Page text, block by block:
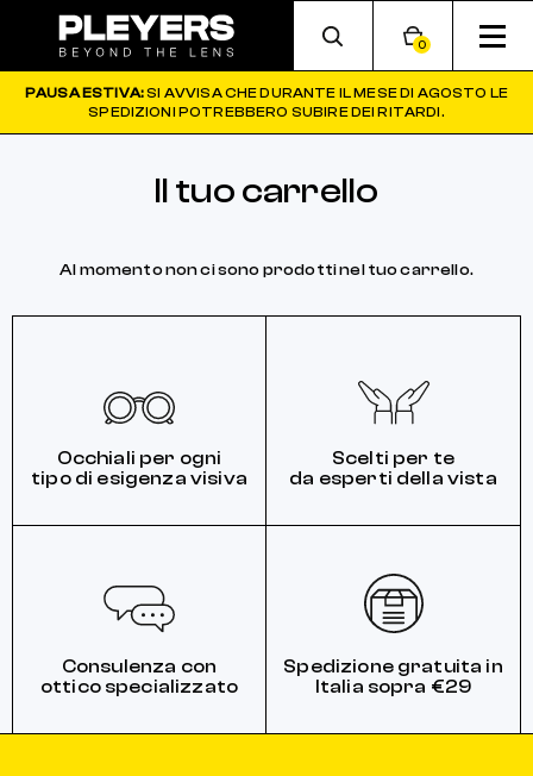
0
PAUSA ESTIVA:SI AVVISA CHE DURANTE IL MESE DI AGOSTO LE
SPEDIZIONI POTREBBERO SUBIRE DEI RITARDI.
Il tuo carrello
Al momento non ci sono prodotti nel tuo carrello.
Occhiali per ogni
tipo di esigenza visiva
Scelti per te
da esperti della vista
Consulenza con
ottico specializzato
Spedizione gratuita in
Italia sopra €29